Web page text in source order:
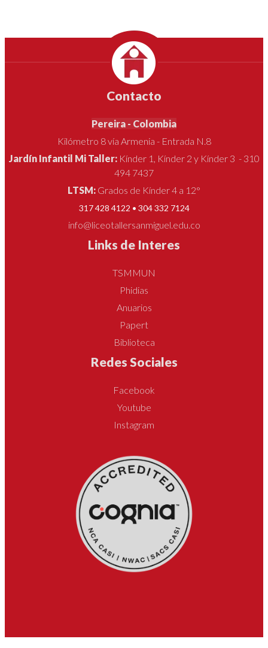
Contacto
Pereira - Colombia
Kilómetro 8 vía Armenia - Entrada N.8
Jardín Infantil Mi Taller: Kínder 1, Kínder 2 y Kínder 3 - 310
494 7437
LTSM: Grados de Kínder 4 a 12°
317 428 4122 • 304 332 7124
info@liceotallersanmiguel.edu.co
Links de Interes
TSMMUN
Phidias
Anuarios
Papert
Biblioteca
Redes Sociales
Facebook
Youtube
Instagram